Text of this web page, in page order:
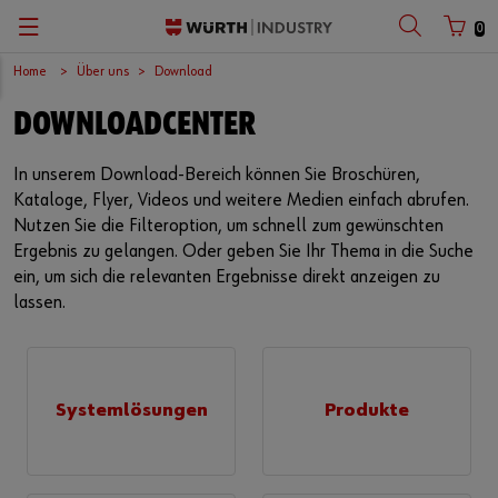
0
Zurück
mit Benutzername
Benutzername
Passwort
Anmeldedaten merken
Zurück
C-Teile-Management
Versorgungssicherheit
Kanban-Systeme
E-Business
Ausgabeautomat / Materialwirtschaft
Zurück
Logistics.One
Final Meter
Zurück
Verbindungselemente
Arbeitsschutz
Technisches Industriesortiment
Chemisch-technische Produkte
Werkzeuge
Zurück
Automotive
Baumaschinen
Transportation
Erneuerbare Energien
Maschinen- und Anlagenbau
Zurück
Engineering Service
Kundenindividuelle Entwicklungsprojekte
Wissensmanagement
Technische Anwendungsberatung
Zurück
Technische Qualitätssicherung
Qualitäts- und Prozessmanagement
Produkt- und Prozessfreigabe
Lieferantenmanagement
Technischer Customer Service
Zurück
Kataloge
Zurück
Unternehmen
Europäisches Logistikzentrum
Unternehmensstrategie
Niederlassungen
Global Sourcing
Zurück
Deutsch
English
Home Über uns Download
DOWNLOADCENTER
In unserem Download-Bereich können Sie Broschüren,
Kataloge, Flyer, Videos und weitere Medien einfach abrufen.
Nutzen Sie die Filteroption, um schnell zum gewünschten
Ergebnis zu gelangen. Oder geben Sie Ihr Thema in die Suche
ein, um sich die relevanten Ergebnisse direkt anzeigen zu
lassen.
Systemlösungen Produkte